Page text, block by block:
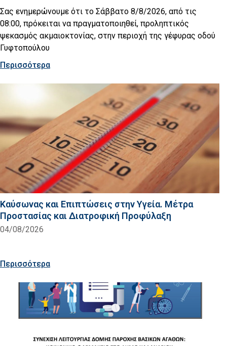
Σας ενημερώνουμε ότι το Σάββατο 8/8/2026, από τις
08:00, πρόκειται να πραγματοποιηθεί, προληπτικός
ψεκασμός ακμαιοκτονίας, στην περιοχή της γέφυρας οδού
Γυφτοπούλου
Περισσότερα
Καύσωνας και Επιπτώσεις στην Υγεία. Μέτρα
Προστασίας και Διατροφική Προφύλαξη
04/08/2026
Περισσότερα